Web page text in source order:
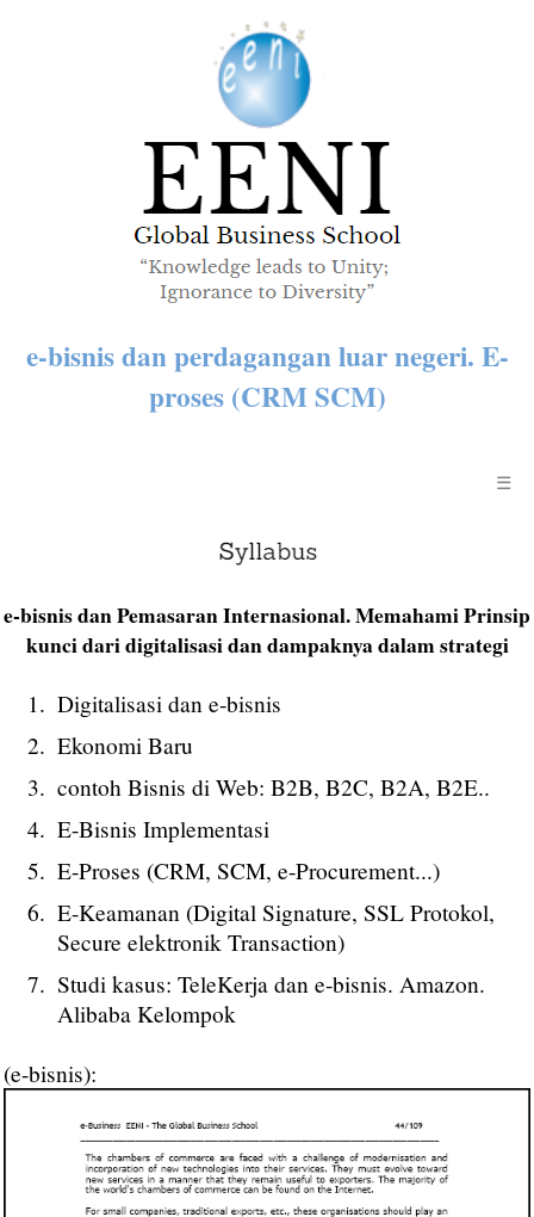
e-bisnis dan perdagangan luar negeri. E-
proses (CRM SCM)
☰
e-bisnis dan Pemasaran Internasional. Memahami Prinsip
kunci dari digitalisasi dan dampaknya dalam strategi
Digitalisasi dan e-bisnis
Ekonomi Baru
contoh Bisnis di Web: B2B, B2C, B2A, B2E..
E-Bisnis Implementasi
E-Proses (CRM, SCM, e-Procurement...)
E-Keamanan (Digital Signature, SSL Protokol,
Secure elektronik Transaction)
Studi kasus: TeleKerja dan e-bisnis. Amazon.
Alibaba Kelompok
(e-bisnis):